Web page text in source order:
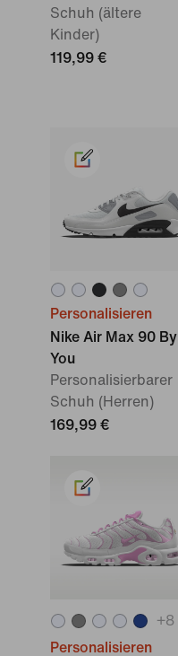
Schuh (ältere
Kinder)
119,99 €
Personalisieren
Nike Air Max 90 By
You
Personalisierbarer
Schuh (Herren)
169,99 €
+8
Personalisieren